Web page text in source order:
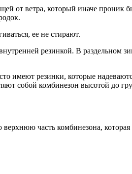
от ветра, который иначе проник
ее не стирают.
резинкой. В раздельном
имеют резинки, которые
собой комбинезон высотой до
часть комбинезона, которая